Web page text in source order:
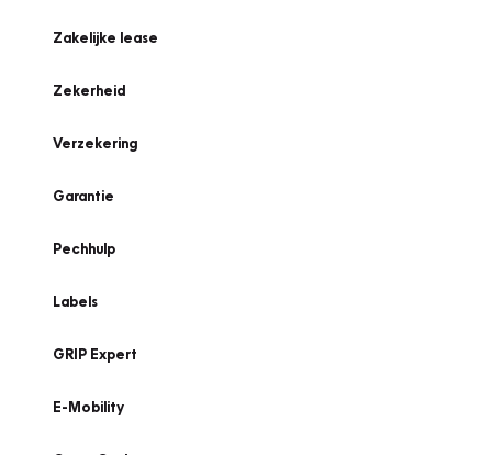
Zakelijke lease
Zekerheid
Verzekering
Garantie
Pechhulp
Labels
GRIP Expert
E-Mobility